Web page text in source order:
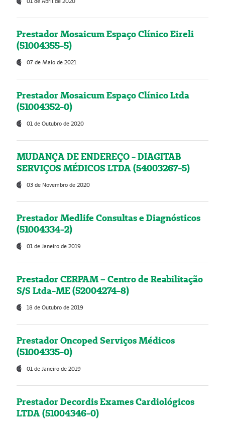
Prestador Mosaicum Espaço Clínico Eireli
(51004355-5)
07 de Maio de 2021
Prestador Mosaicum Espaço Clínico Ltda
(51004352-0)
01 de Outubro de 2020
MUDANÇA DE ENDEREÇO - DIAGITAB
SERVIÇOS MÉDICOS LTDA (54003267-5)
03 de Novembro de 2020
Prestador Medlife Consultas e Diagnósticos
(51004334-2)
01 de Janeiro de 2019
Prestador CERPAM – Centro de Reabilitação
S/S Ltda-ME (52004274-8)
18 de Outubro de 2019
Prestador Oncoped Serviços Médicos
(51004335-0)
01 de Janeiro de 2019
Prestador Decordis Exames Cardiológicos
LTDA (51004346-0)